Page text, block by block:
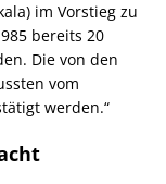
im Vorstieg zu
bereits 20
Die von den
vom
werden.“